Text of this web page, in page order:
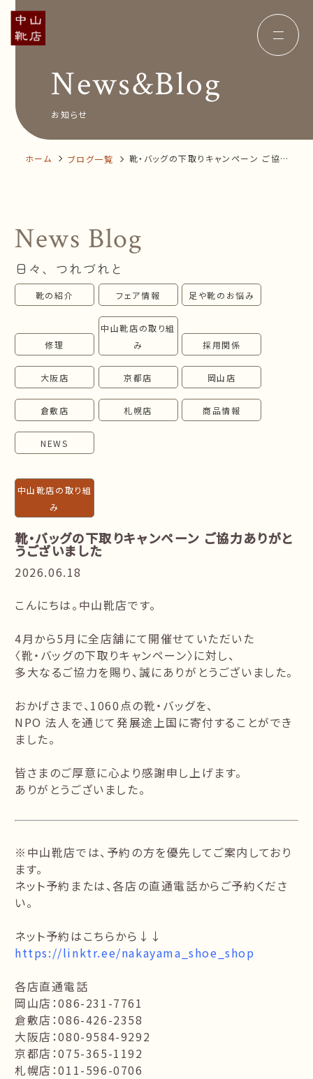
Concept コンセプト
Insole オーダー中敷き
News&Blog
Company 会社概要
オンラインショップ
お問い合わせ
News&Blog
お知らせ
ホーム ブログ一覧
靴・バッグの下取りキャンペーン ご協力
News Blog
日々、つれづれと
靴の紹介 フェア情報 足や靴のお悩み
修理
中山靴店の取り組
み
採用関係
大阪店 京都店 岡山店
倉敷店 札幌店 商品情報
NEWS
中山靴店の取り組
み
靴・バッグの下取りキャンペーン ご協力ありがと
うございました
2026.06.18
こんにちは。中山靴店です。
4月から5月に全店舗にて開催せていただいた
〈靴・バッグの下取りキャンペーン〉に対し、
多大なるご協力を賜り、誠にありがとうございました。
おかげさまで、1060点の靴・バッグを、
NPO 法人を通じて発展途上国に寄付することができ
ました。
皆さまのご厚意に心より感謝申し上げます。
ありがとうございました。
※中山靴店では、予約の方を優先してご案内しており
ます。
ネット予約または、各店の直通電話からご予約くださ
い。
ネット予約はこちらから↓↓
https://linktr.ee/nakayama_shoe_shop
各店直通電話
岡山店：086-231-7761
倉敷店：086-426-2358
大阪店：080-9584-9292
京都店：075-365-1192
札幌店：011-596-0706